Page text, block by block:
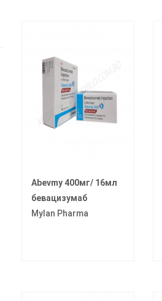
Abevmy 400мг/ 16мл
бевацизумаб
Mylan Pharma